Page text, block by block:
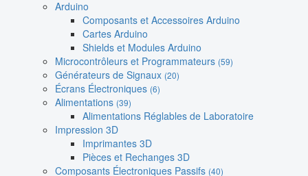
Arduino
Composants et Accessoires Arduino
Cartes Arduino
Shields et Modules Arduino
Microcontrôleurs et Programmateurs (59)
Générateurs de Signaux (20)
Écrans Électroniques (6)
Alimentations (39)
Alimentations Réglables de Laboratoire
Impression 3D
Imprimantes 3D
Pièces et Rechanges 3D
Composants Électroniques Passifs (40)